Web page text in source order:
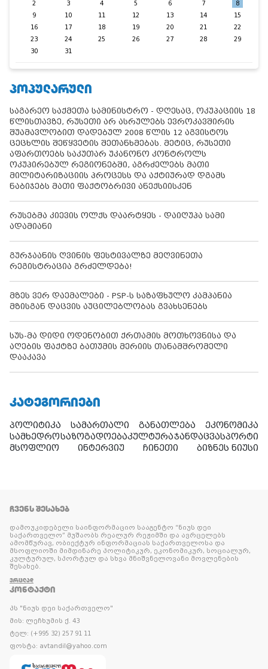
2
3 4 5 6 7
8
9
10 11 12 13 14
15
16
17 18 19 20 21
22
23
24 25 26 27 28
29
30
31
ᲞᲝᲞᲣᲚᲐᲠᲣᲚᲘ
საგარეო საქმეთა სამინისტრო - დღესაც, ოკუპაციის 18
წლისთავზე, რუსეთი არ ასრულებს ევროკავშირის
შუამავლობით დადებულ 2008 წლის 12 აგვისტოს
ცეცხლის შეწყვეტის შეთანხმებას. მეტიც, რუსეთი
აფართოებს საკუთარ უკანონო კონტროლს
ოკუპირებულ რეგიონებში, აგრძელებს მათი
მილიტარიზაციის პროცესს და აქტიურად დგამს
ნაბიჯებს მათი ფაქტობრივი ანექსიისკენ
რუსებმა კიევის ოლქს დაარტყეს - დაიღუპა სამი
ადამიანი
გურჯაანის ღვინის ფესტივალზე მეღვინეთა
რეგისტრაცია გრძელდება!
მზეს ვერ დაემალები - PSP-ს საზაფხულო კამპანია
მზისგან დაცვის აუცილებლობას გვახსენებს
სუს-მა დიდი ოდენობით ქრთამის მოთხოვნისა და
აღების ფაქტზე ბათუმის მერიის თანამშრომელი
დააკავა
ᲙᲐᲢᲔᲒᲝᲠᲘᲔᲑᲘ
პოლიტიკა სამართალი განათლება
ეკონომიკა
სამხედროსაზოგადოებაკულტურაჯანდაცვასპორტი
მსოფლიო
ინტერვიუ ჩინეთი ბიზნეს ნიუსი
ᲩᲕᲔᲜᲡ ᲨᲔᲡᲐᲮᲔᲑ
დამოუკიდებელი საინფორმაციო სააგენტო “ნიუს დეი
საქართველო” მუშაობს რეალურ რეჟიმში და ავრცელებს
ამომწურავ, ობიექტურ ინფორმაციას საქართველოსა და
მსოფლიოში მიმდინარე პოლიტიკურ, ეკონომიკურ, სოციალურ,
კულტურულ, სპორტულ და სხვა მნიშვნელოვანი მოვლენების
შესახებ.
ᲕᲠᲪᲚᲐᲓ
ᲙᲝᲜᲢᲐᲥᲢᲘ
პს "ნიუს დეი საქართველო"
მის: ლეჩხუმის ქ. 43
ტელ: (+995 32) 257 91 11
ფოსტა: avtandil@yahoo.com